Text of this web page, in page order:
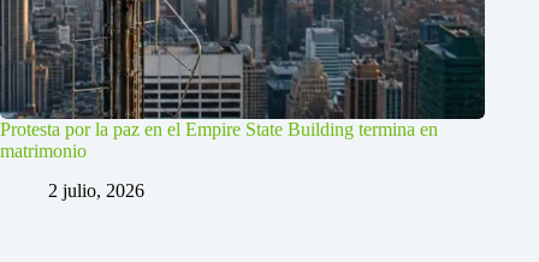
Protesta por la paz en el Empire State Building termina en
matrimonio
2 julio, 2026